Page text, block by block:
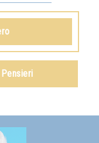
lo si comprenda, tutto
Perciò, anche se non
che è il sorgere del sole,
il vostro spirito, la
pace e come luce.
Mikhaël Aïvanhov
II